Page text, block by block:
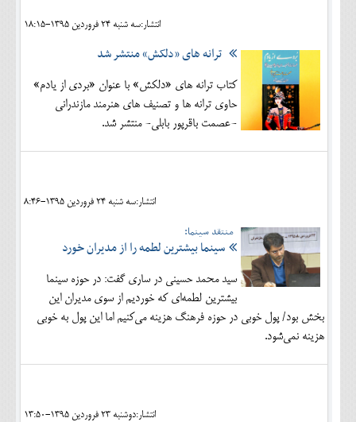
انتشار:سه شنبه 24 فروردين 1395-18:15
ترانه های «دلکش» منتشر شد
کتاب ترانه های «دلکش» با عنوان «بردی از یادم»
حاوی ترانه ها و تصنیف های هنرمند مازندرانی
-عصمت باقرپور بابلی- منتشر شد.
انتشار:سه شنبه 24 فروردين 1395-8:46
منتقد سینما:
سینما بیشترین لطمه‌ را از مدیران خورد
سید محمد حسینی در ساری گفت: در حوزه سینما
بیشترین لطمه‌ای که خوردیم از سوی مدیران این
بخش بود/ پول خوبی در حوزه فرهنگ هزینه می‌کنیم اما این پول به خوبی
هزینه نمی‌شود.
انتشار:دوشنبه 23 فروردين 1395-13:50